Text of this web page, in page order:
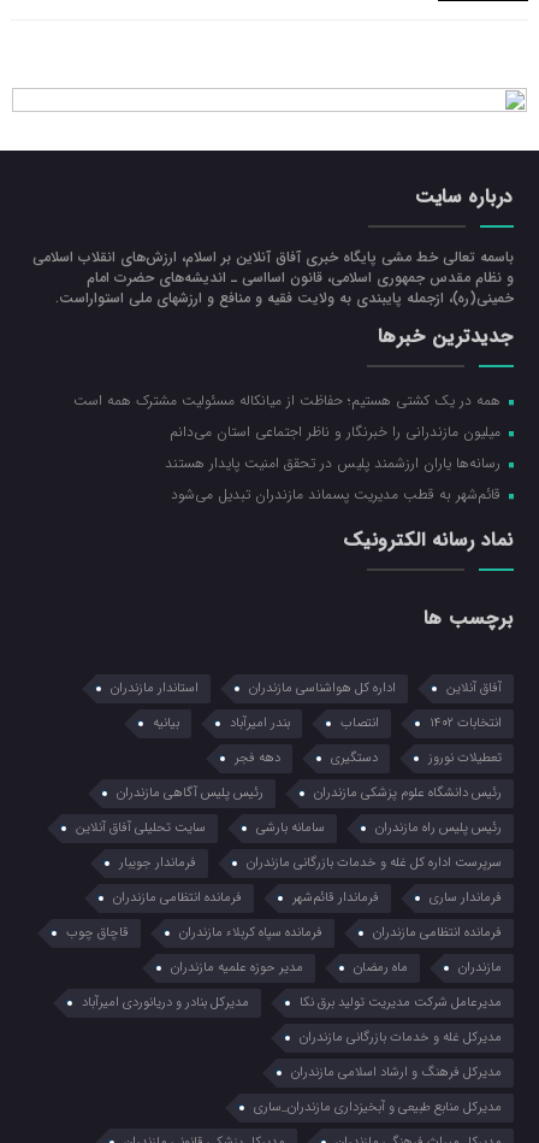
درباره سایت
باسمه تعالی خط مشی پایگاه خبری آفاق آنلاین بر اسلام، ارزش‌هاي انقلاب اسلامي
و نظام مقدس جمهوري اسلامي، قانون اسااسی ـ انديشه‌هاي حضرت امام
خميني(ره)، ازجمله پایبندی به ولايت فقيه و منافع و ارزشهاي ملي استواراست.
جدیدترین خبرها
همه در یک کشتی هستیم؛ حفاظت از میانکاله مسئولیت مشترک همه است
میلیون مازندرانی را خبرنگار و ناظر اجتماعی استان می‌دانم
رسانه‌ها یاران ارزشمند پلیس در تحقق امنیت پایدار هستند
قائم‌شهر به قطب مدیریت پسماند مازندران تبدیل می‌شود
نماد رسانه الکترونیک
برچسب ها
آفاق آنلاین اداره کل هواشناسی مازندران
استاندار مازندران
انتخابات ۱۴۰۲
انتصاب بندر امیرآباد
بیانیه
تعطیلات نوروز
دستگیری
دهه فجر
رئیس دانشگاه علوم پزشکی مازندران
رئیس پلیس آگاهی مازندران
رئیس پلیس راه مازندران
سامانه بارشی
سایت تحلیلی آفاق آنلاین
سرپرست اداره کل غله و خدمات بازرگانی مازندران
فرماندار جویبار
فرماندار ساری
فرماندار قائم‌شهر
فرمانده انتظامي مازندران
فرمانده انتظامی مازندران
فرمانده سپاه کربلاء مازندران
قاچاق چوب
مازندران
ماه رمضان
مدیر حوزه علمیه مازندران
مدیرعامل شرکت مدیریت تولید برق نکا
مدیرکل بنادر و دریانوردی امیرآباد
مدیرکل غله و خدمات بازرگانی مازندران
مدیرکل فرهنگ و ارشاد اسلامی مازندران
مدیرکل منابع طبیعی و آبخیزداری مازندران_ساری